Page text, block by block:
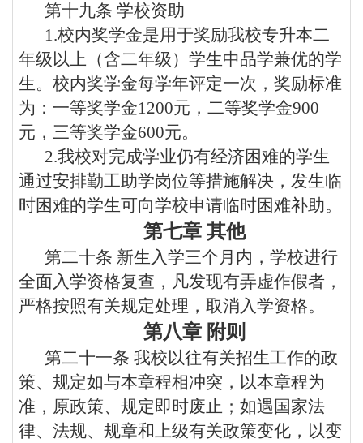
第十九条 学校资助
1.校内奖学金是用于奖励我校专升本二
年级以上（含二年级）学生中品学兼优的学
生。校内奖学金每学年评定一次，奖励标准
为：一等奖学金1200元，二等奖学金900
元，三等奖学金600元。
2.我校对完成学业仍有经济困难的学生
通过安排勤工助学岗位等措施解决，发生临
时困难的学生可向学校申请临时困难补助。
第七章 其他
第二十条 新生入学三个月内，学校进行
全面入学资格复查，凡发现有弄虚作假者，
严格按照有关规定处理，取消入学资格。
第八章 附则
第二十一条 我校以往有关招生工作的政
策、规定如与本章程相冲突，以本章程为
准，原政策、规定即时废止；如遇国家法
律、法规、规章和上级有关政策变化，以变